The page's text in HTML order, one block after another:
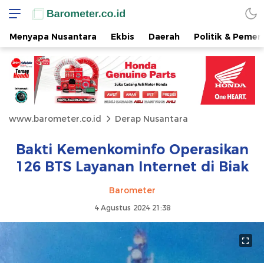
Menyapa Nusantara Ekbis Daerah Politik &
www.barometer.co.id Derap Nusantara
Bakti Kemenkominfo Operasikan
126 BTS Layanan Internet di Biak
Barometer
4 Agustus 2024 21:38